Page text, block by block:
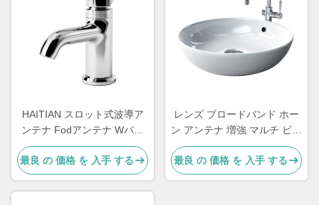
HAITIAN スロット式波導ア
ンテナ Fodアンテナ Wバン
ド波導アンテナ
最良 の 価格 を 入手 する
レンズ ブロードバンド ホー
ン アンテナ 増強 マルチ ビー
ム ダイレクトリック
mmWave 5G ベース ステー
ション
最良 の 価格 を 入手 する